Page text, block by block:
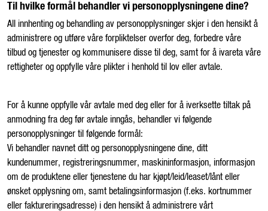
Til hvilke formål behandler vi personopplysningene dine?
All innhenting og behandling av personopplysninger skjer i den hensikt å
administrere og utføre våre forpliktelser overfor deg, forbedre våre
tilbud og tjenester og kommunisere disse til deg, samt for å ivareta våre
rettigheter og oppfylle våre plikter i henhold til lov eller avtale.
For å kunne oppfylle vår avtale med deg eller for å iverksette tiltak på
anmodning fra deg før avtale inngås, behandler vi følgende
personopplysninger til følgende formål:
Vi behandler navnet ditt og personopplysningene dine, ditt
kundenummer, registreringsnummer, maskininformasjon, informasjon
om de produktene eller tjenestene du har kjøpt/leid/leaset/lånt eller
ønsket opplysning om, samt betalingsinformasjon (f.eks. kortnummer
eller faktureringsadresse) i den hensikt å administrere vårt